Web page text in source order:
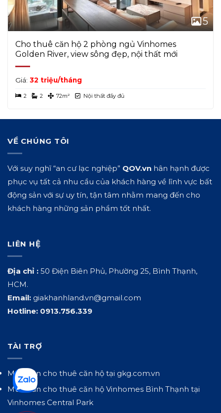
5
Cho thuê căn hộ 2 phòng ngủ Vinhomes
Golden River, view sông đẹp, nội thất mới
Giá: 32 triệu/tháng
2 2 72m² Nội thất đầy đủ
VỀ CHÚNG TÔI
Với suy nghĩ “an cư lạc nghiệp” QOV.vn hân hạnh được
phục vụ tất cả nhu cầu của khách hàng về lĩnh vực bất
động sản với sự uy tín, tận tâm nhằm mang đến cho
khách hàng những sản phẩm tốt nhất.
LIÊN HỆ
Địa chỉ : 50 Điện Biên Phủ, Phường 25, Bình Thạnh,
HCM.
Email: giakhanhland.vn@gmail.com
Hotline: 0913.756.339
TÀI TRỢ
Mua bán cho thuê căn hộ tại gkg.com.vn
Mua bán cho thuê căn hộ Vinhomes Bình Thạnh tại
Vinhomes Central Park